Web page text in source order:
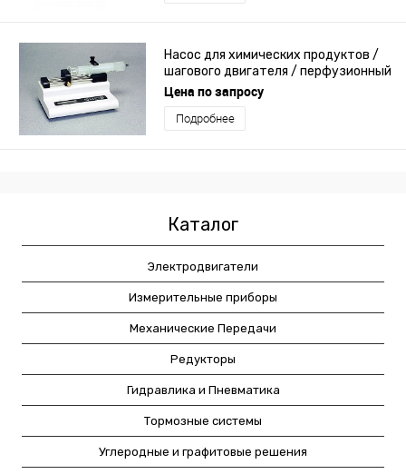
Насос для химических продуктов /
шагового двигателя / перфузионный
/ с двумя шприцами
Цена по запросу
Подробнее
Каталог
Электродвигатели
Измерительные приборы
Механические Передачи
Редукторы
Гидравлика и Пневматика
Тормозные системы
Углеродные и графитовые решения